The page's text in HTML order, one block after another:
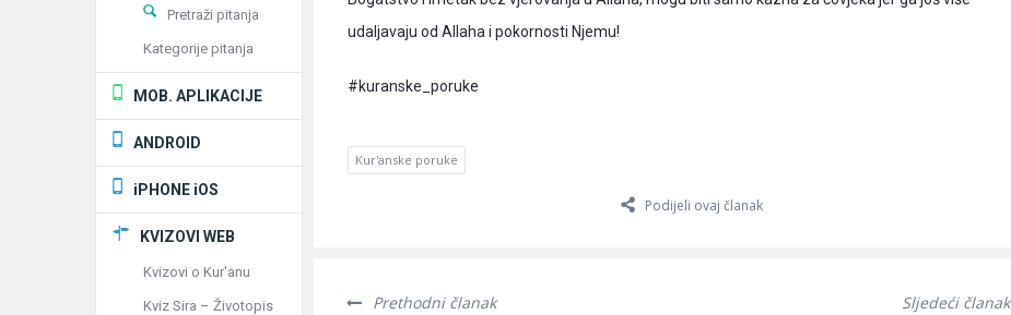
udaljavaju od Allaha i pokornosti Njemu!
#kuranske_poruke
Kur'anske poruke
Podijeli ovaj članak
Prethodni članak Sljedeći članak
Pretraži pitanja
Kategorije pitanja
MOB. APLIKACIJE
ANDROID
iPHONE iOS
KVIZOVI WEB
Kvizovi o Kur'anu
Kviz Sira – Životopis